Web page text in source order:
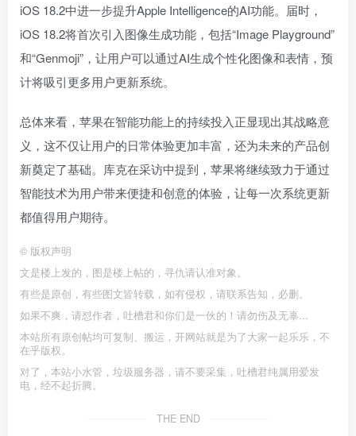
iOS 18.2中进一步提升Apple Intelligence的AI功能。届时，
iOS 18.2将首次引入图像生成功能，包括“Image Playground”
和“Genmoji”，让用户可以通过AI生成个性化图像和表情，预
计将吸引更多用户更新系统。
总体来看，苹果在智能功能上的持续投入正显现出其战略意
义，这不仅让用户的日常体验更加丰富，还为未来的产品创
新奠定了基础。库克在采访中提到，苹果将继续致力于通过
智能技术为用户带来便捷和创意的体验，让每一次系统更新
都值得用户期待。
© 版权声明
文是楼上发的，图是楼上帖的，寻仇请认准对象。
有些是原创，有些图文皆转载，如有侵权，请联系告知，必删。
如果不爽，请怼作者，吐槽君和你们是一伙的！请勿伤及无辜...
本站所有原创帖均可复制、搬运，开网站就是为了大家一起乐乐，不
在乎版权。
对了，本站小水管，垃圾服务器，请不要采集，吐槽君纯属用爱发
电，经不起折腾。
THE END